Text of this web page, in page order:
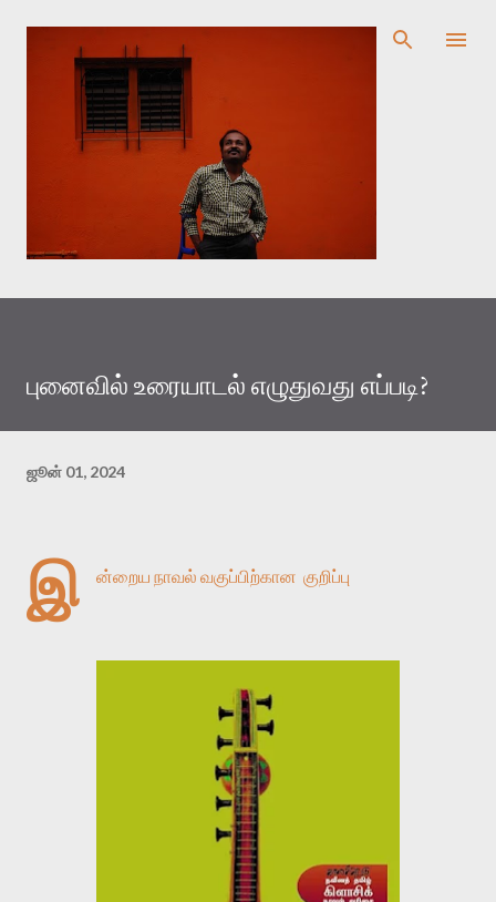
முதன்மை உள்ளடக்கத்திற்குச் செல்
புனைவில் உரையாடல் எழுதுவது எப்படி?
ஜூன் 01, 2024
இ ன்றைய நாவல் வகுப்பிற்கான குறிப்பு